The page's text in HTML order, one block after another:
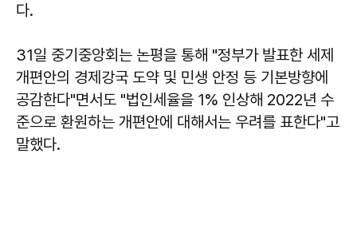
다.
31일 중기중앙회는 논평을 통해 "정부가 발표한 세제
개편안의 경제강국 도약 및 민생 안정 등 기본방향에
공감한다"면서도 "법인세율을 1% 인상해 2022년 수
준으로 환원하는 개편안에 대해서는 우려를 표한다"고
말했다.